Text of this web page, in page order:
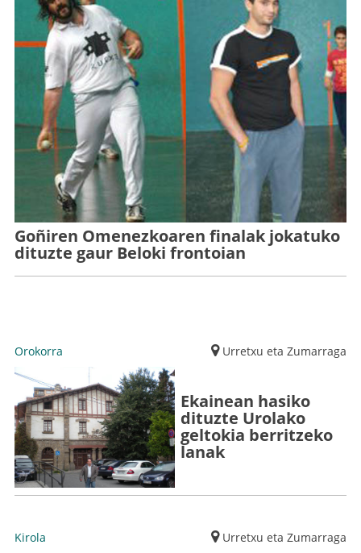
Goñiren Omenezkoaren finalak jokatuko
dituzte gaur Beloki frontoian
Orokorra Urretxu eta Zumarraga
Ekainean hasiko
dituzte Urolako
geltokia berritzeko
lanak
Kirola Urretxu eta Zumarraga